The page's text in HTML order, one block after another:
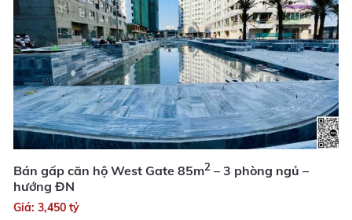
Bán gấp căn hộ West Gate 85m2– 3 phòng ngủ –
hướng ĐN
Giá: 3,450 tỷ